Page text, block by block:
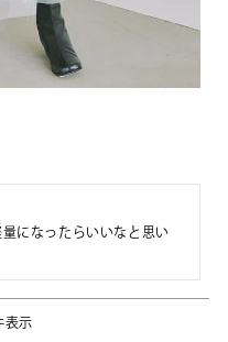
になったらいいなと思い
表示